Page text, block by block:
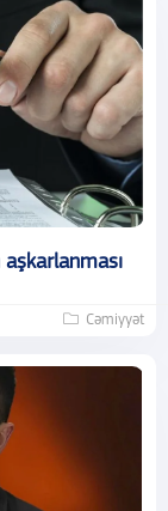
aşkarlanması
Cəmiyyət